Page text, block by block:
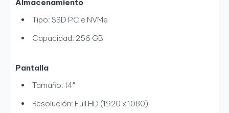
Almacenamiento
Tipo: SSD PCIe NVMe
Capacidad: 256 GB
Pantalla
Tamaño: 14″
Resolución: Full HD (1920 x 1080)